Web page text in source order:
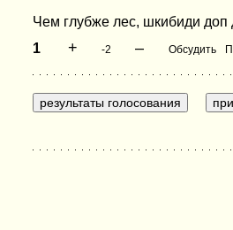
Чем глубже лес, шкибиди доп
1
+ -2 – Обсудить